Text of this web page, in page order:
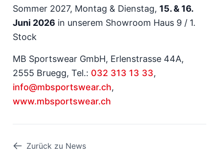
Sommer 2027, Montag & Dienstag, 15. & 16.
Juni 2026 in unserem Showroom Haus 9 / 1.
Stock
MB Sportswear GmbH, Erlenstrasse 44A,
2555 Bruegg, Tel.: 032 313 13 33,
info@mbsportswear.ch,
www.mbsportswear.ch
Zurück zu News